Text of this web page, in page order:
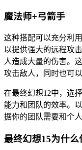
魔法师+弓箭手
这种搭配可以充分利
以提供强大的远程攻
人造成大量的伤害。
攻击敌人，同时也可
在最终幻想12中，选
能力和团队的效率。
据你的团队需要和个
最终幻想15为什么